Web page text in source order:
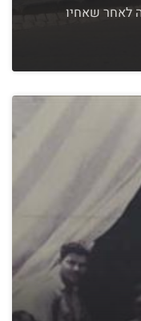
לאחר שאחיו